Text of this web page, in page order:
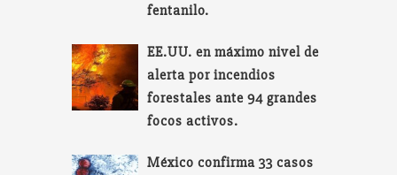
fentanilo.
EE.UU. en máximo nivel de
alerta por incendios
forestales ante 94 grandes
focos activos.
México confirma 33 casos